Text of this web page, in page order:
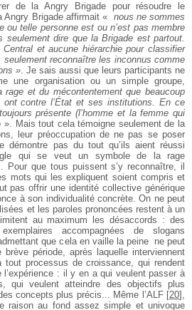
de la Angry Brigade pour résoudre le
Angry Brigade affirmait « nous ne sommes
ou telle personne est ou n’est pas membre
seulement dire que la Brigade est partout.
et aucune hiérarchie pour classifier
reconnaître les inconnus comme
». Je sais aussi que leurs participants ne
une organisation ou un simple groupe,
et du mécontentement que beaucoup
contre l’État et ses institutions. En ce
présente (l’homme et la femme qui
». Mais tout cela témoigne seulement de la
leur préoccupation de ne pas se poser
démontre pas du tout qu’ils aient réussi
qui se veut un symbole de la rage
Pour que tous puissent s’y reconnaître, il
mots qui les expliquent soient compris et
pas offrir une identité collective générique
à son individualité concrète. On ne peut
et les paroles prononcées restent à un
au maximum les désaccords : des
accompagnées de slogans
que cela en vaille la peine ­ ne peut
brève période, après laquelle interviennent
tout processus de croissance, qui rendent
l’expérience : il y en a qui veulent passer à
qui veulent atteindre des objectifs plus
concepts plus précis... Même l’ALF[20] ,
raison au fond assez simple et univoque